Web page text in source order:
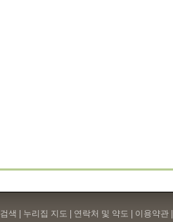
검색 | 누리집 지도 | 연락처 및 약도 | 이용약관